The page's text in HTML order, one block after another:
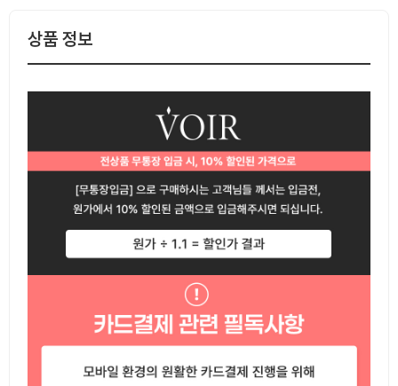
상품 정보